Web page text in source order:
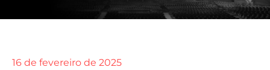
16 de fevereiro de 2025